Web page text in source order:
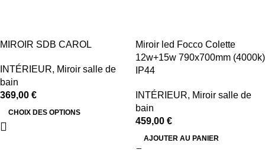
MIROIR SDB CAROL
INTÉRIEUR, Miroir salle de
bain
369,00 €
CHOIX DES OPTIONS
Miroir led Focco Colette
12w+15w 790x700mm (4000k)
IP44
INTÉRIEUR, Miroir salle de
bain
459,00 €
AJOUTER AU PANIER